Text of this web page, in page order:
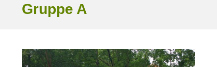
Gruppe A